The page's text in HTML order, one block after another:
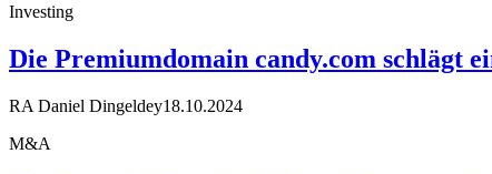
Investing
Die Premiumdomain candy.com schlägt
RA Daniel Dingeldey18.10.2024
M&A